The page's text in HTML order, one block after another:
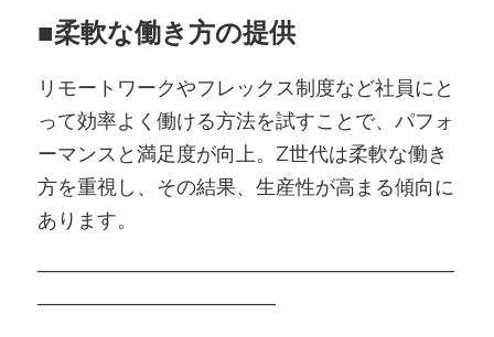
■柔軟な働き方の提供
リモートワークやフレックス制度など社員にと
って効率よく働ける方法を試すことで、パフォ
ーマンスと満足度が向上。Z世代は柔軟な働き
方を重視し、その結果、生産性が高まる傾向に
あります。
―――――――――――――――――――――
――――――――――――